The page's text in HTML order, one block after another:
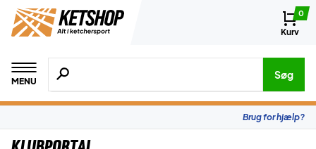
0
Kurv
MENU
Søg efter produkter, mærker etc.
Søg
Brug for hjælp?